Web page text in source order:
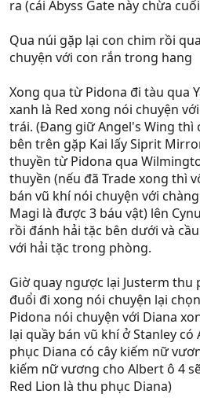
ra (cái Abyss Gate này chừa
Qua núi gặp lại con chim rồi
chuyện với con rắn trong hang
Xong qua từ Pidona đi tàu qua
xanh là Red xong nói chuyện
trái. (Đang giữ Angel's Wing thì
bên trên gặp Kai lấy Siprit
thuyền từ Pidona qua
thuyền (nếu đã Trade xong thì
bán vũ khí nói chuyện với
Magi là được 3 báu vật) lên
rồi đánh hải tặc bên dưới và
với hải tặc trong phòng.
Giờ quay ngược lại Justerm thu
đuổi đi xong nói chuyện lại
Pidona nói chuyện với Diana
lại quầy bán vũ khí ở Stanley
phục Diana có cây kiếm nữ
kiếm nữ vương cho Albert ô 4
Red Lion là thu phục Diana)